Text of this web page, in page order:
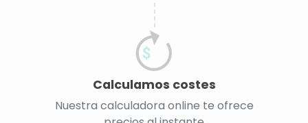
Calculamos costes
Nuestra calculadora online te ofrece